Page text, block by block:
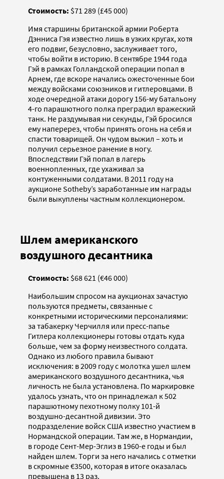
Стоимость: $71 289 (£45 000)
Имя старшины британской армии Роберта
Дэнниса Гэя известно лишь в узких кругах, хотя
его подвиг, безусловно, заслуживает того,
чтобы войти в историю. В сентябре 1944 года
Гэй в рамках Голландской операции попал в
Арнем, где вскоре начались ожесточенные бои
между войсками союзников и гитлеровцами. В
ходе очередной атаки дорогу 156-му батальону
4-го парашютного полка преградил вражеский
танк. Не раздумывая ни секунды, Гэй бросился
ему наперерез, чтобы принять огонь на себя и
спасти товарищей. Он чудом выжил – хоть и
получил серьезное ранение в ногу.
Впоследствии Гэй попал в лагерь
военнопленных, где ухаживал за
контуженными солдатами. В 2011 году на
аукционе Sotheby’s заработанные им награды
были выкуплены частным коллекционером.
Шлем американского
воздушного десантника
Стоимость: $68 621 (€46 000)
Наибольшим спросом на аукционах зачастую
пользуются предметы, связанные с
конкретными историческими персоналиями:
за табакерку Черчилля или пресс-папье
Гитлера коллекционеры готовы отдать куда
больше, чем за форму неизвестного солдата.
Однако из любого правила бывают
исключения: в 2009 году с молотка ушел шлем
американского воздушного десантника, чья
личность не была установлена. По маркировке
удалось узнать, что он принадлежал к 502
парашютному пехотному полку 101-й
воздушно-десантной дивизии. Это
подразделение войск США известно участием в
Нормандской операции. Там же, в Нормандии,
в городе Сент-Мер-Эглиз в 1960-е годы и был
найден шлем. Торги за него начались с отметки
в скромные €3500, которая в итоге оказалась
превышена в 13 раз.